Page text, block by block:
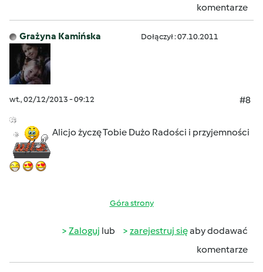
komentarze
Grażyna Kamińska Dołączył : 07.10.2011
wt., 02/12/2013 - 09:12 #8
Alicjo życzę Tobie Dużo Radości i przyjemności
Góra strony
Zaloguj lub zarejestruj sięaby dodawać
komentarze